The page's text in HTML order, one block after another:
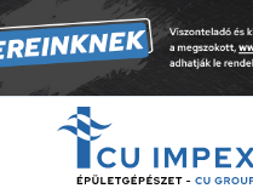
37 961 Ft